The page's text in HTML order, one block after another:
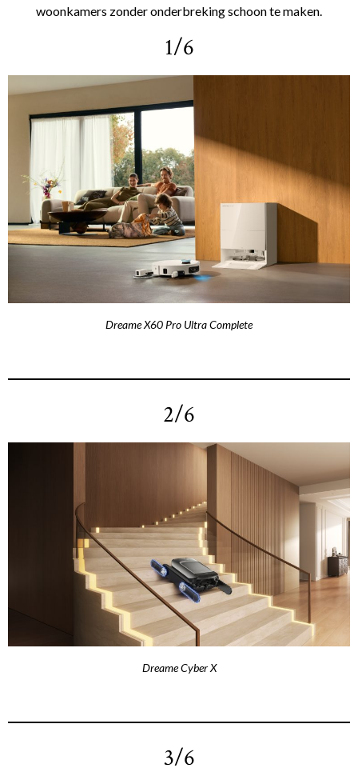
woonkamers zonder onderbreking schoon te maken.
1/6
Dreame X60 Pro Ultra Complete
2/6
Dreame Cyber X
3/6